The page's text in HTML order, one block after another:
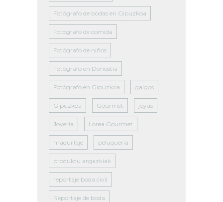
Fotógrafo de bodas en Gipuzkoa
Fotógrafo de comida
Fotógrafo de niños
Fotógrafo en Donostia
Fotógrafo en Gipuzkoa galgos
Gipuzkoa Gourmet joyas
Joyería Lorea Gourmet
maquillaje peluquería
produktu argazkiak
reportaje boda civil
Reportaje de boda